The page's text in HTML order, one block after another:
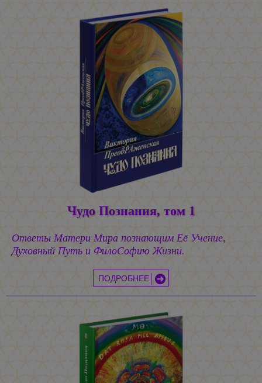
Чудо Познания, том 1
Ответы Матери Мира познающим Её Учение,
Духовный Путь и ФилоСофию Жизни.
ПОДРОБНЕЕ